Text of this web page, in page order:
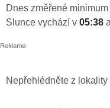
Dnes změřené minimum
Slunce vychází v 05:38
Nepřehlédněte z lokality